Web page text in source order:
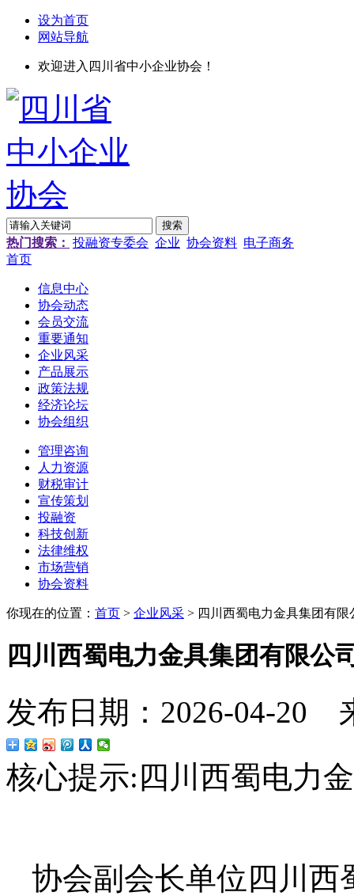
设为首页
网站导航
欢迎进入四川省中小企业协会！
热门搜索： 投融资专委会 企业 协会资料 电子商务
首页
信息中心
协会动态
会员交流
重要通知
企业风采
产品展示
政策法规
经济论坛
协会组织
管理咨询
人力资源
财税审计
宣传策划
投融资
科技创新
法律维权
市场营销
协会资料
你现在的位置： 首页 > 企业风采 > 四川西蜀电力金具集团有限
四川西蜀电力金具集团有限公
发布日期：2026-04-20
核心提示: 四川西蜀电力
协会副会长单位四川西